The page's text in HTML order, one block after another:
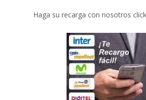
Haga su recarga con nosotros